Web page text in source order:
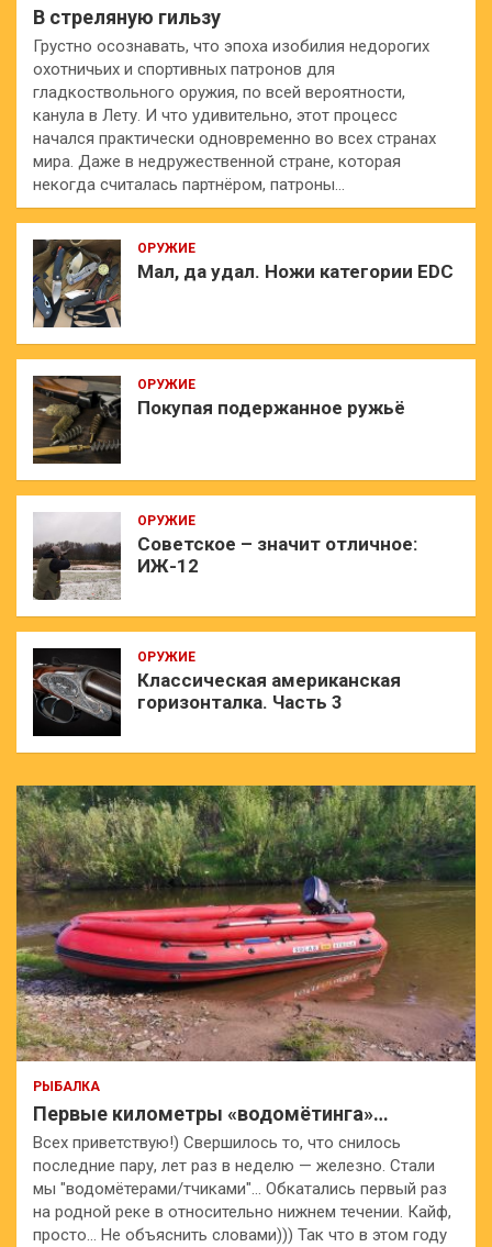
В стреляную гильзу
Грустно осознавать, что эпоха изобилия недорогих
охотничьих и спортивных патронов для
гладкоствольного оружия, по всей вероятности,
канула в Лету. И что удивительно, этот процесс
начался практически одновременно во всех странах
мира. Даже в недружественной стране, которая
некогда считалась партнёром, патроны…
ОРУЖИЕ
Мал, да удал. Ножи категории EDC
ОРУЖИЕ
Покупая подержанное ружьё
ОРУЖИЕ
Советское – значит отличное:
ИЖ-12
ОРУЖИЕ
Классическая американская
горизонталка. Часть 3
РЫБАЛКА
Первые километры «водомётинга»…
Всех приветствую!) Свершилось то, что снилось
последние пару, лет раз в неделю — железно. Стали
мы "водомётерами/тчиками"… Обкатались первый раз
на родной реке в относительно нижнем течении. Кайф,
просто… Не объяснить словами))) Так что в этом году